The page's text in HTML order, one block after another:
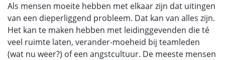
Als mensen moeite hebben met elkaar zijn dat uitingen
van een dieperliggend probleem. Dat kan van alles zijn.
Het kan te maken hebben met leidinggevenden die té
veel ruimte laten, verander-moeheid bij teamleden
(wat nu weer?) of een angstcultuur. De meeste mensen